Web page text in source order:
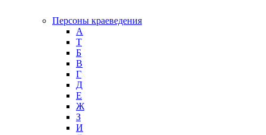
Персоны краеведения
А
T
Б
В
Г
Д
Е
Ж
З
И